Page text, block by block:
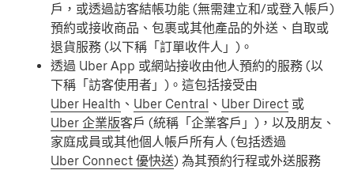
戶，或透過訪客結帳功能 (無需建立和/或登入帳戶)
預約或接收商品、包裹或其他產品的外送、自取或
退貨服務 (以下稱「訂單收件人」)。
透過 Uber App 或網站接收由他人預約的服務 (以
下稱「訪客使用者」)。這包括接受由
Uber Health 、 Uber Central 、 Uber Direct 或
Uber 企業版客戶 (統稱「企業客戶」)，以及朋友、
家庭成員或其他個人帳戶所有人 (包括透過
Uber Connect 優快送) 為其預約行程或外送服務